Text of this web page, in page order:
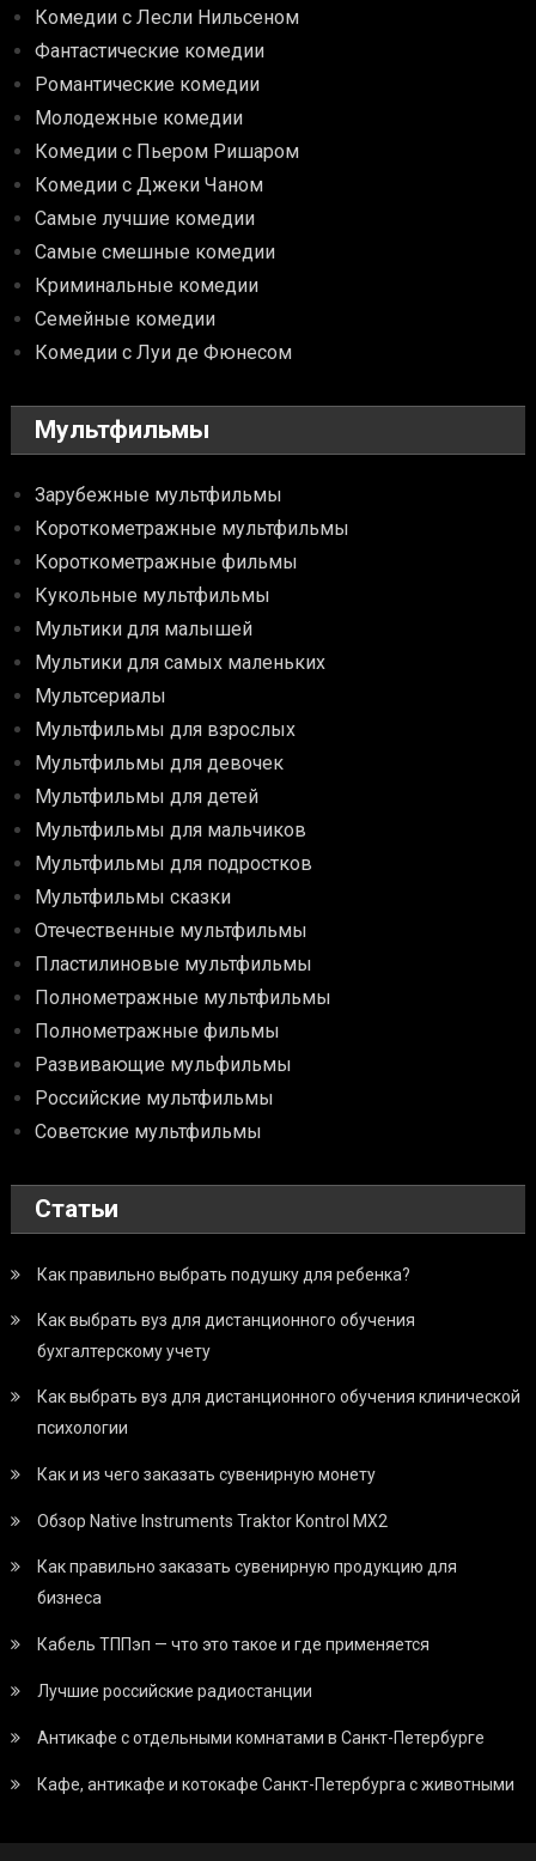
Комедии с Лесли Нильсеном
Фантастические комедии
Романтические комедии
Молодежные комедии
Комедии с Пьером Ришаром
Комедии с Джеки Чаном
Самые лучшие комедии
Самые смешные комедии
Криминальные комедии
Семейные комедии
Комедии с Луи де Фюнесом
Мультфильмы
Зарубежные мультфильмы
Короткометражные мультфильмы
Короткометражные фильмы
Кукольные мультфильмы
Мультики для малышей
Мультики для самых маленьких
Мультсериалы
Мультфильмы для взрослых
Мультфильмы для девочек
Мультфильмы для детей
Мультфильмы для мальчиков
Мультфильмы для подростков
Мультфильмы сказки
Отечественные мультфильмы
Пластилиновые мультфильмы
Полнометражные мультфильмы
Полнометражные фильмы
Развивающие мульфильмы
Российские мультфильмы
Советские мультфильмы
Статьи
Как правильно выбрать подушку для ребенка?
Как выбрать вуз для дистанционного обучения
бухгалтерскому учету
Как выбрать вуз для дистанционного обучения клинической
психологии
Как и из чего заказать сувенирную монету
Обзор Native Instruments Traktor Kontrol MX2
Как правильно заказать сувенирную продукцию для
бизнеса
Кабель ТППэп — что это такое и где применяется
Лучшие российские радиостанции
Антикафе с отдельными комнатами в Санкт-Петербурге
Кафе, антикафе и котокафе Санкт-Петербурга с животными